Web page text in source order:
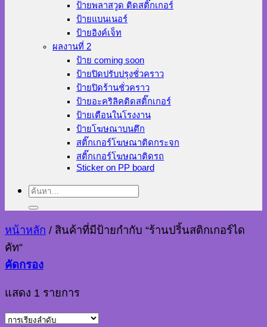
ป้ายพลาสวูด ติดสติ๊กเกอร์
ป้ายแบนเนอร์
ป้ายอิงค์เจ็ท
ผลงานที่ 2
ป้าย coming soon
ป้ายปิดปรับปรุงชั่วคราว
ป้ายปิดร้านชั่วคราว
ป้ายอะคริลิคติดสติ๊กเกอร์
ป้ายเตือนในโรงงาน
ป้ายโฆษณาบนตึก
สติ๊กเกอร์โฆษณาติดกระจก
สติ๊กเกอร์โฆษณาติดรถ
Sticker on PP board
ค้นหา:
หน้าหลัก / สินค้าที่มีป้ายกำกับ “ร้านปริ้นสติกเกอร์ได
คัท”
คัดกรอง
แสดง 1 รายการ